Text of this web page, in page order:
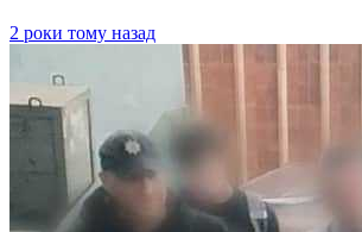
2 роки тому назад